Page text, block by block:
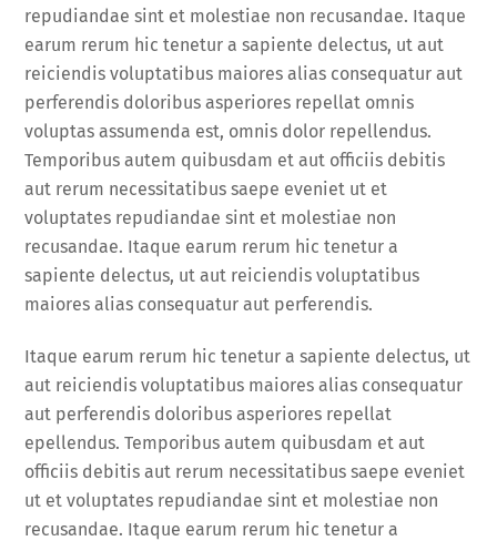
repudiandae sint et molestiae non recusandae. Itaque
earum rerum hic tenetur a sapiente delectus, ut aut
reiciendis voluptatibus maiores alias consequatur aut
perferendis doloribus asperiores repellat omnis
voluptas assumenda est, omnis dolor repellendus.
Temporibus autem quibusdam et aut officiis debitis
aut rerum necessitatibus saepe eveniet ut et
voluptates repudiandae sint et molestiae non
recusandae. Itaque earum rerum hic tenetur a
sapiente delectus, ut aut reiciendis voluptatibus
maiores alias consequatur aut perferendis.
Itaque earum rerum hic tenetur a sapiente delectus, ut
aut reiciendis voluptatibus maiores alias consequatur
aut perferendis doloribus asperiores repellat
epellendus. Temporibus autem quibusdam et aut
officiis debitis aut rerum necessitatibus saepe eveniet
ut et voluptates repudiandae sint et molestiae non
recusandae. Itaque earum rerum hic tenetur a